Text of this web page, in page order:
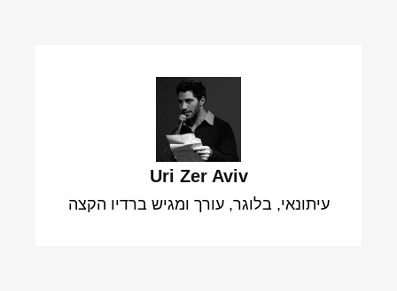
Uri Zer Aviv
עיתונאי, בלוגר, עורך ומגיש ברדיו הקצה